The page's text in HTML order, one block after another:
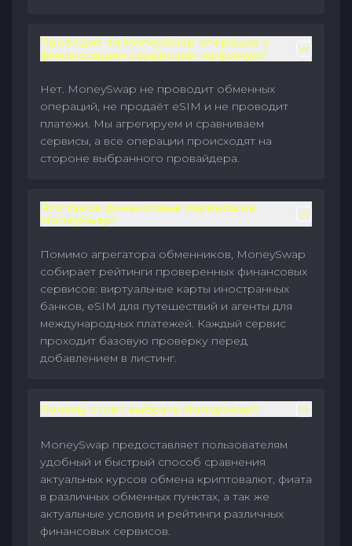
Проводит ли MoneySwap операции с
финансовыми сервисами напрямую?
Нет. MoneySwap не проводит обменных
операций, не продаёт eSIM и не проводит
платежи. Мы агрегируем и сравниваем
сервисы, а все операции происходят на
стороне выбранного провайдера.
Что такое финансовые сервисы на
MoneySwap?
Помимо агрегатора обменников, MoneySwap
собирает рейтинги проверенных финансовых
сервисов: виртуальные карты иностранных
банков, eSIM для путешествий и агенты для
международных платежей. Каждый сервис
проходит базовую проверку перед
добавлением в листинг.
Почему стоит выбрать MoneySwap?
MoneySwap предоставляет пользователям
удобный и быстрый способ сравнения
актуальных курсов обмена криптовалют, фиата
в различных обменных пунктах, а так же
актуальные условия и рейтинги различных
финансовых сервисов.